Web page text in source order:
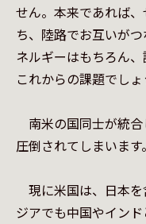
せん。本来であれば
ち、陸路でお互いが
ネルギーはもちろん
これからの課題でしょ
南米の国同士が統
圧倒されてしまいます。
現に米国は、日本
ジアでも中国やインド